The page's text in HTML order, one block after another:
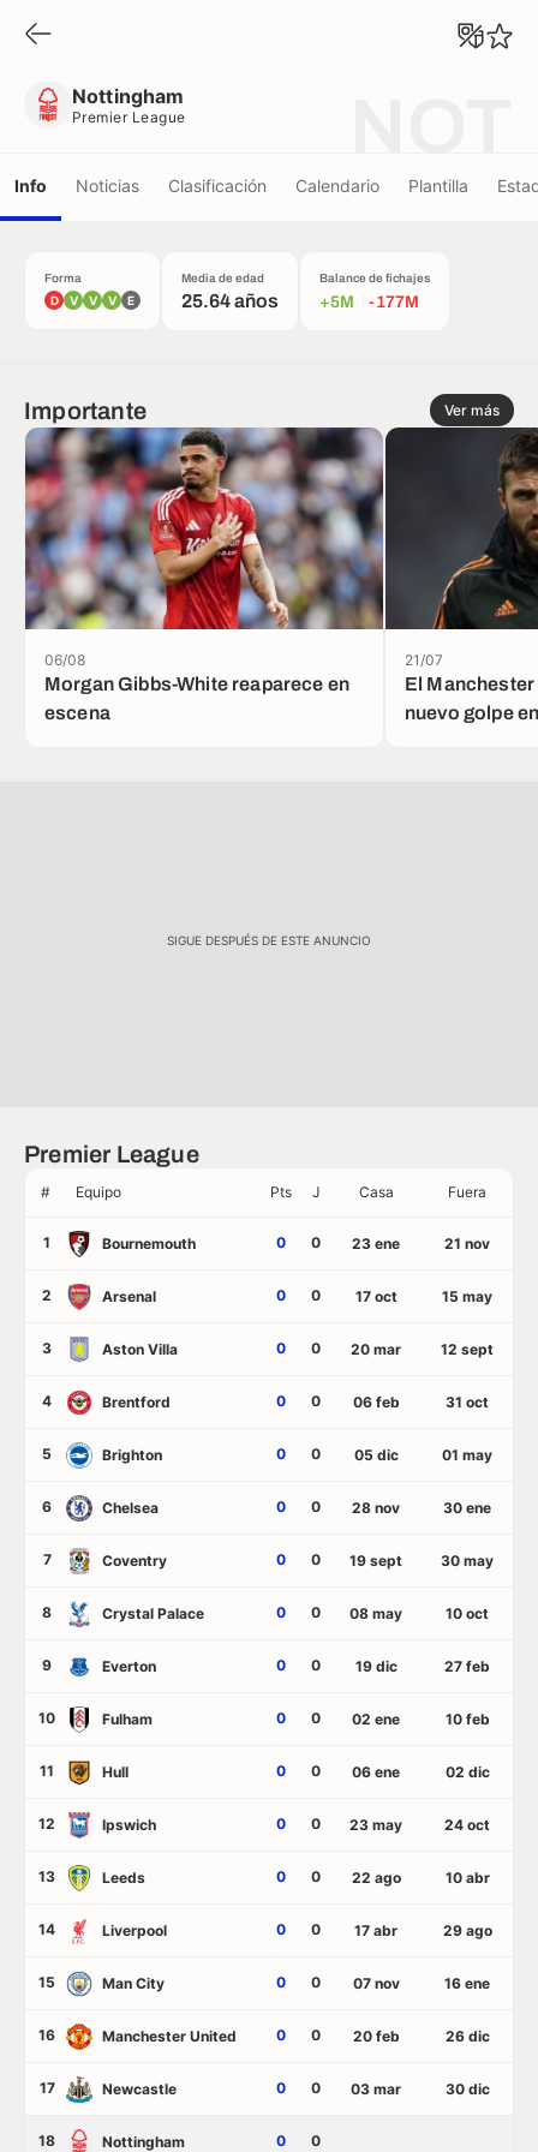
Nottingham
Premier League
Info Noticias Clasificación Calendario Plantilla
Forma
D V V V E
Media de edad
25.64 años
Balance de fichajes
+5M -177M
Importante Ver más
Morgan Gibbs-White reaparece en
escena
06/08
El
nuevo golpe
21/07
SIGUE DESPUÉS DE ESTE ANUNCIO
Premier League
# Equipo Pts J Casa Fuera
1 Bournemouth 0 0 23 ene 21 nov
2 Arsenal 0 0 17 oct 15 may
3 Aston Villa 0 0 20 mar 12 sept
4 Brentford 0 0 06 feb 31 oct
5 Brighton 0 0 05 dic 01 may
6 Chelsea 0 0 28 nov 30 ene
7 Coventry 0 0 19 sept 30 may
8 Crystal Palace 0 0 08 may 10 oct
9 Everton 0 0 19 dic 27 feb
10 Fulham 0 0 02 ene 10 feb
11 Hull 0 0 06 ene 02 dic
12 Ipswich 0 0 23 may 24 oct
13 Leeds 0 0 22 ago 10 abr
14 Liverpool 0 0 17 abr 29 ago
15 Man City 0 0 07 nov 16 ene
16 Manchester United 0 0 20 feb 26 dic
17 Newcastle 0 0 03 mar 30 dic
18 Nottingham 0 0